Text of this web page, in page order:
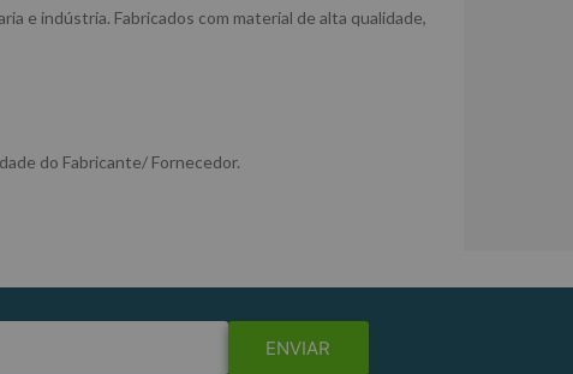
e indústria. Fabricados com material de alta qualidade,
do Fabricante/ Fornecedor.
ENVIAR